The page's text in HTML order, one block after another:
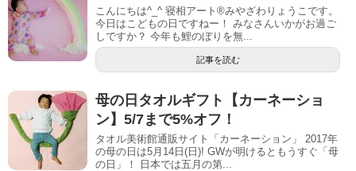
こんにちは^_^ 寝相アート®︎みやざわりょうこです。
今日はこどもの日ですねー！ みなさんいかがお過ご
しですか？ 今年も鯉のぼりを無...
記事を読む
母の日タオルギフト【カーネーショ
ン】5/7まで5%オフ！
タオル美術館通販サイト「カーネーション」 2017年
の母の日は5月14日(日)! GWが明けるともうすぐ「母
の日」！ 日本では五月の第...